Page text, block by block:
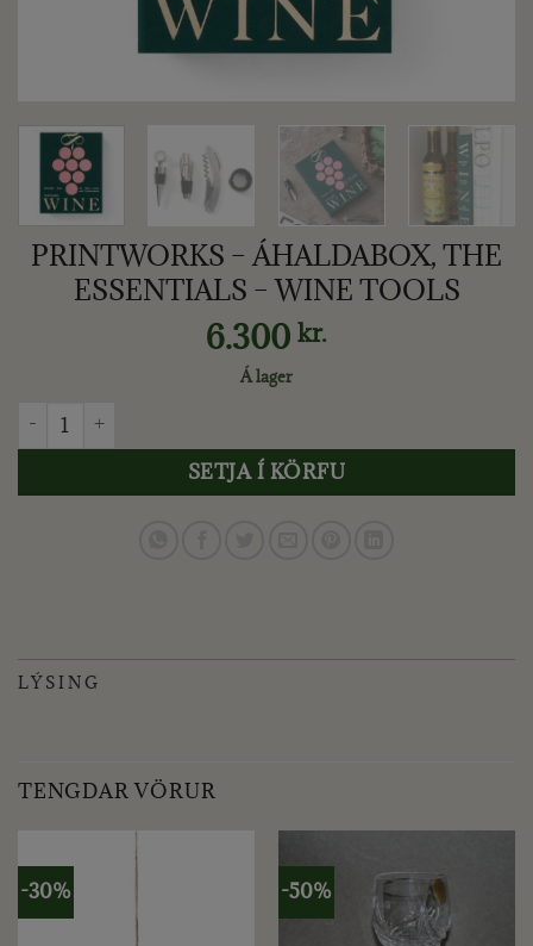
PRINTWORKS – ÁHALDABOX, THE
ESSENTIALS – WINE TOOLS
6.300 kr.
Á lager
PRINTWORKS - ÁHALDABOX, THE ESSENTIALS - WINE
SETJA Í KÖRFU
LÝSING
TENGDAR VÖRUR
-30% -50%